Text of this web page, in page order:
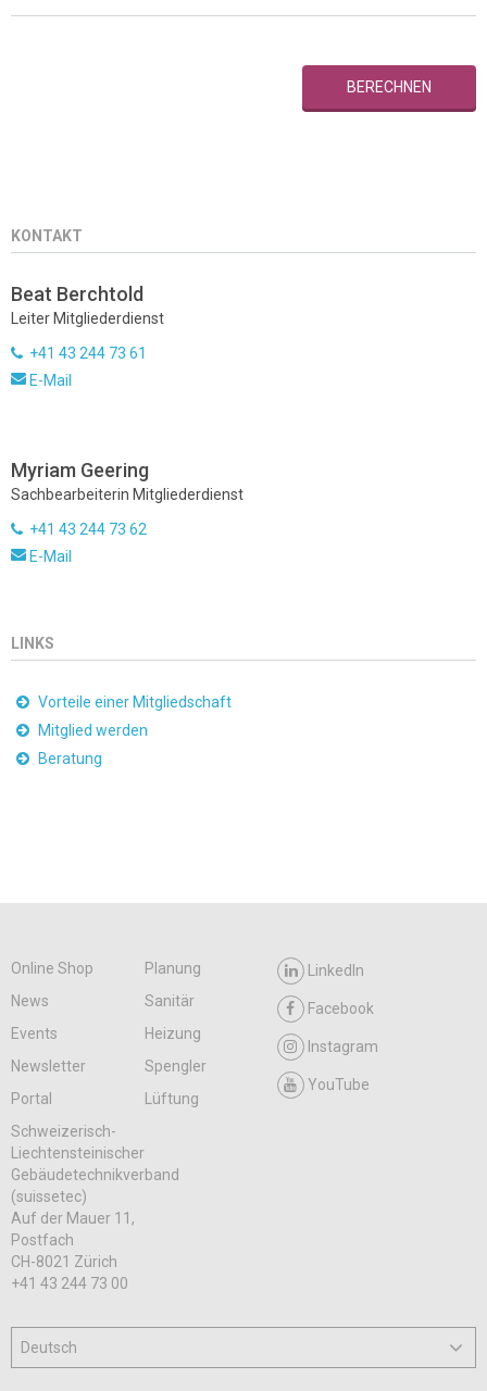
BERECHNEN
KONTAKT
Beat Berchtold
Leiter Mitgliederdienst
+41 43 244 73 61
E-Mail
Myriam Geering
Sachbearbeiterin Mitgliederdienst
+41 43 244 73 62
E-Mail
LINKS
Vorteile einer Mitgliedschaft
Mitglied werden
Beratung
Online Shop
Planung
News
Sanitär
Events
Heizung
Newsletter
Spengler
Portal
Lüftung
LinkedIn
Facebook
Instagram
YouTube
Schweizerisch-
Liechtensteinischer
Gebäudetechnikverband
(suissetec)
Auf der Mauer 11,
Postfach
CH-8021 Zürich
+41 43 244 73 00